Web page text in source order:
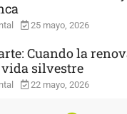
25 mayo, 2026
Cuando la
silvestre
22 mayo, 2026